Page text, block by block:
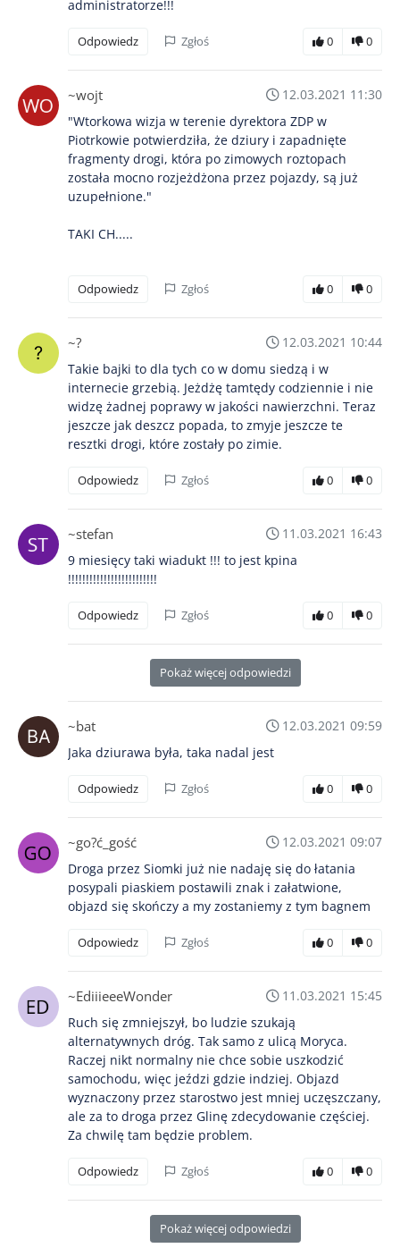
administratorze!!!
Odpowiedz Zgłoś 0 0
~wojt
12.03.2021 11:30
"Wtorkowa wizja w terenie dyrektora ZDP w
Piotrkowie potwierdziła, że dziury i zapadnięte
fragmenty drogi, która po zimowych roztopach
została mocno rozjeżdżona przez pojazdy, są już
uzupełnione."
TAKI CH.....
Odpowiedz Zgłoś 0 0
~?
12.03.2021 10:44
Takie bajki to dla tych co w domu siedzą i w
internecie grzebią. Jeżdżę tamtędy codziennie i nie
widzę żadnej poprawy w jakości nawierzchni. Teraz
jeszcze jak deszcz popada, to zmyje jeszcze te
resztki drogi, które zostały po zimie.
Odpowiedz Zgłoś 0 0
~stefan
11.03.2021 16:43
9 miesięcy taki wiadukt !!! to jest kpina
!!!!!!!!!!!!!!!!!!!!!!!!!
Odpowiedz Zgłoś 0 0
Pokaż więcej odpowiedzi
~bat
12.03.2021 09:59
Jaka dziurawa była, taka nadal jest
Odpowiedz Zgłoś 0 0
~go?ć_gość
12.03.2021 09:07
Droga przez Siomki już nie nadaję się do łatania
posypali piaskiem postawili znak i załatwione,
objazd się skończy a my zostaniemy z tym bagnem
Odpowiedz Zgłoś 0 0
~EdiiieeeWonder
11.03.2021 15:45
Ruch się zmniejszył, bo ludzie szukają
alternatywnych dróg. Tak samo z ulicą Moryca.
Raczej nikt normalny nie chce sobie uszkodzić
samochodu, więc jeździ gdzie indziej. Objazd
wyznaczony przez starostwo jest mniej uczęszczany,
ale za to droga przez Glinę zdecydowanie częściej.
Za chwilę tam będzie problem.
Odpowiedz Zgłoś 0 0
Pokaż więcej odpowiedzi